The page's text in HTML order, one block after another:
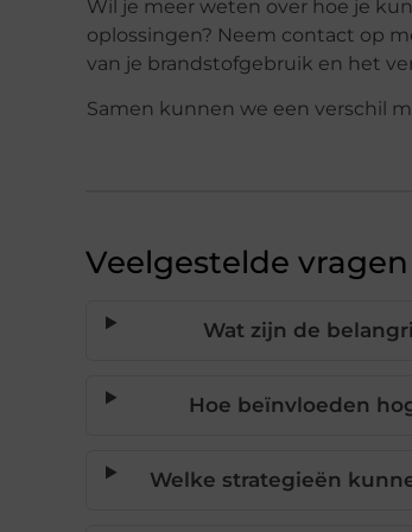
Wil je meer weten over hoe je
oplossingen? Neem contact op
van je brandstofgebruik en het
Samen kunnen we een verschil
Veelgestelde vragen
Wat zijn de
Hoe beïnvloeden
Welke strategieën